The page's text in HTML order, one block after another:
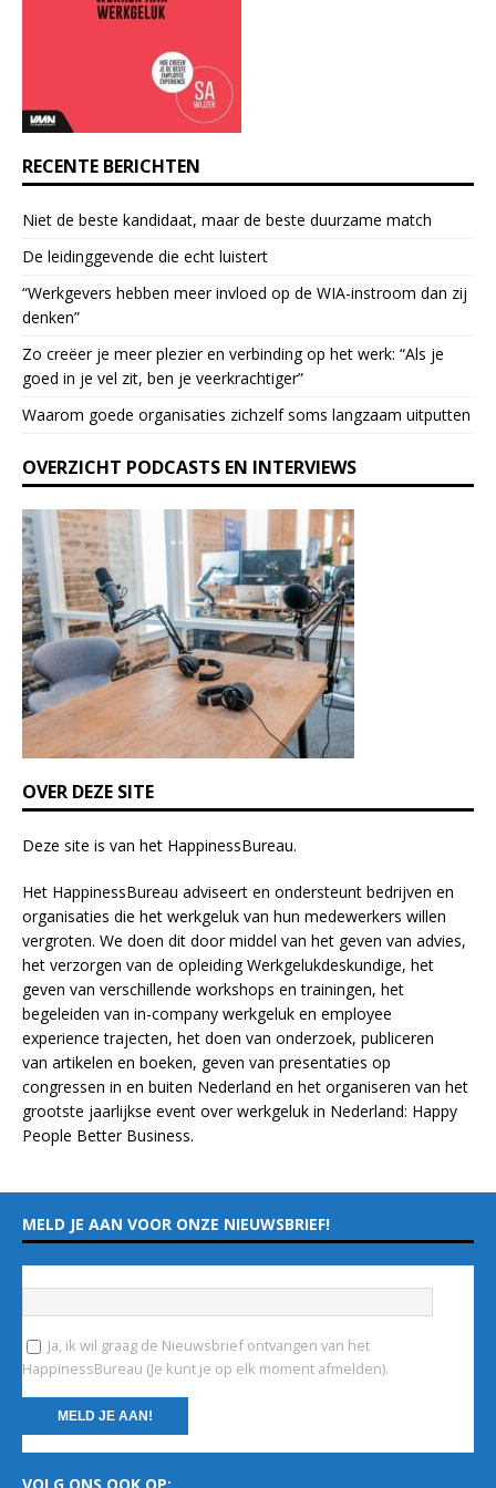
.
l
e
a
s
e
l
a
v
t
h
i
s
f
i
e
l
d
b
l
n
k
.
RECENTE BERICHTEN
Niet de beste kandidaat, maar de beste duurzame match
De leidinggevende die echt luistert
“Werkgevers hebben meer invloed op de WIA-instroom dan zij
denken”
Zo creëer je meer plezier en verbinding op het werk: “Als je
goed in je vel zit, ben je veerkrach­tiger”
Waarom goede organisaties zichzelf soms langzaam uitputten
OVERZICHT PODCASTS EN INTERVIEWS
OVER DEZE SITE
Deze site is van het HappinessBureau.
Het HappinessBureau adviseert en ondersteunt bedrijven en
organisaties die het werkgeluk van hun medewerkers willen
vergroten. We doen dit door middel van het geven van advies,
het verzorgen van de opleidingWerkgelukdeskundige, het
geven van verschillende workshops en trainingen, het
begeleiden van in-company werkgeluk en employee
experiencetrajecten, het doen van onderzoek, publiceren
van artikelen en boeken, geven van presentaties op
congressen in en buiten Nederland en het organiseren van het
grootste jaarlijkse event over werkgeluk in Nederland: Happy
People Better Business.
MELD JE AAN VOOR ONZE NIEUWSBRIEF!
Ja, ik wil graag de Nieuwsbrief ontvangen van het
HappinessBureau (Je kunt je op elk moment afmelden).